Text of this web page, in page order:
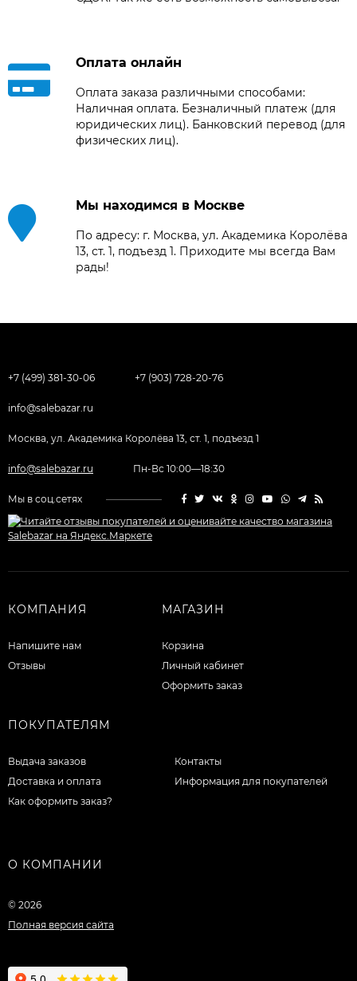
Оплата онлайн
Оплата заказа различными способами:
Наличная оплата. Безналичный платеж (для
юридических лиц). Банковский перевод (для
физических лиц).
Мы находимся в Москве
По адресу: г. Москва, ул. Академика Королёва
13, ст. 1, подъезд 1. Приходите мы всегда Вам
рады!
+7 (499) 381-30-06 +7 (903) 728-20-76
info@salebazar.ru
Москва, ул. Академика Королёва 13, ст. 1, подъезд 1
info@salebazar.ru Пн-Вс 10:00—18:30
Мы в соц.сетях
КОМПАНИЯ
Напишите нам
Отзывы
МАГАЗИН
Корзина
Личный кабинет
Оформить заказ
ПОКУПАТЕЛЯМ
Выдача заказов
Доставка и оплата
Как оформить заказ?
Контакты
Информация для покупателей
О КОМПАНИИ
© 2026
Полная версия сайта